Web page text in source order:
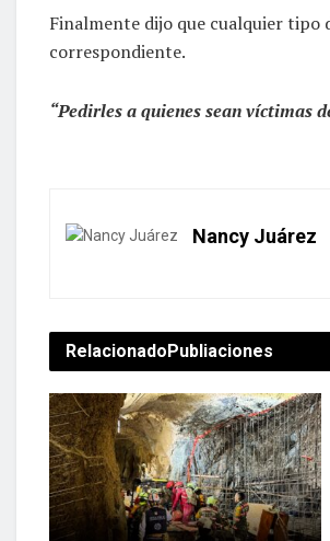
Finalmente dijo que cualquier tipo
correspondiente.
“Pedirles a quienes sean víctimas
Nancy Juárez
RelacionadoPubliaciones